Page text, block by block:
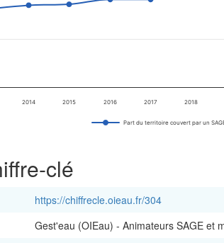
Part du territoire couvert par un
2014 2015 2016 2017 2018
clé
https://chiffrecle.oieau.fr/304
Gest'eau (OIEau) - Animateurs SAGE et